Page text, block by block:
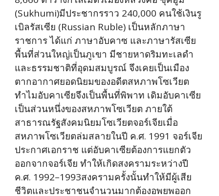
(Sukhumi)มีประชากรราว 240,000 คนใช้เงินรู
เบิลรัสเซีย (Russian Ruble) เป็นหลักภาษา
ราชการ ได้แก่ ภาษาอับคาซ และภาษารัสเซีย
พื้นที่ส่วนใหญ่เป็นภูเขา มีชายหาดริมทะเลดำ
และธรรมชาติที่อุดมสมบูรณ์ จึงเคยเป็นเมือง
ตากอากาศยอดนิยมของอดีตสหภาพโซเวียต
ทำไมอับคาเซียจึงเป็นพื้นที่พิพาท เดิมอับคาเซีย
เป็นส่วนหนึ่งของสหภาพโซเวียต ภายใต้
สาธารณรัฐสังคมนิยมโซเวียตจอร์เจียเมื่อ
สหภาพโซเวียตล่มสลายในปี ค.ศ. 1991 จอร์เจีย
ประกาศเอกราช แต่อับคาเซียต้องการแยกตัว
ออกจากจอร์เจีย ทำให้เกิดสงครามระหว่างปี
ค.ศ. 1992–1993สงครามครั้งนั้นทำให้มีผู้เสีย
ชีวิตและประชาชนจำนวนมากต้องอพยพออก